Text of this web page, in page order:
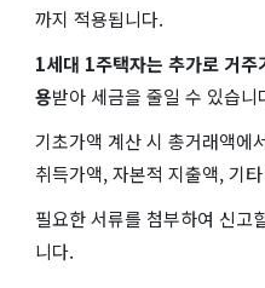
까지 적용됩니다.
1세대 1주택자는 추가로 거
용받아 세금을 줄일 수 있습니
기초가액 계산 시 총거래액에
취득가액, 자본적 지출액, 기
필요한 서류를 첨부하여 신고
니다.